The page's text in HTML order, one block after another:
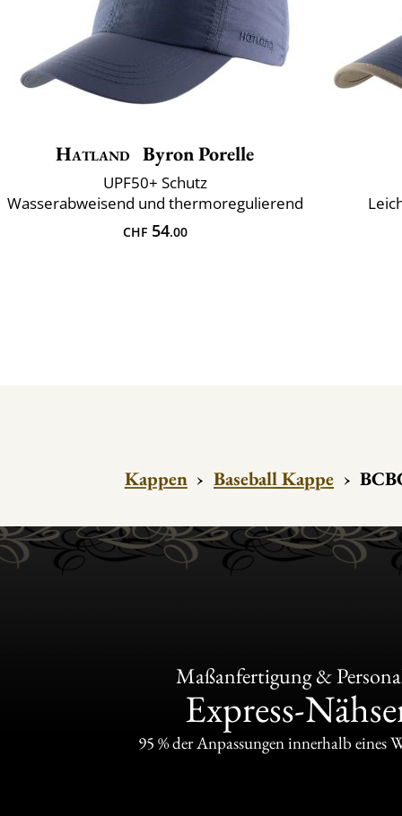
Hatland Byron Porelle
UPF50+ Schutz
Wasserabweisend und thermoregulierend
CHF54.00
Kappen › Baseball Kappe ›
Maßanfertigung &
Express-
95 % der Anpassungen innerhalb eines